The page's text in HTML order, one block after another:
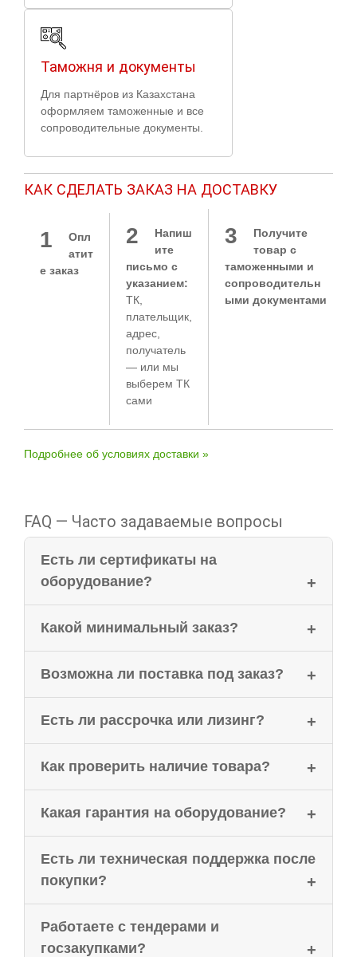
Таможня и документы
Для партнёров из Казахстана
оформляем таможенные и все
сопроводительные документы.
КАК СДЕЛАТЬ ЗАКАЗ НА ДОСТАВКУ
1
Опл
атит
е заказ
2
Напиш
ите
письмо с
указанием:
ТК,
плательщик,
адрес,
получатель
— или мы
выберем ТК
сами
3
Получите
товар с
таможенными и
сопроводительн
ыми документами
Подробнее об условиях доставки »
FAQ — Часто задаваемые вопросы
Есть ли сертификаты на
оборудование?
Какой минимальный заказ?
Возможна ли поставка под заказ?
Есть ли рассрочка или лизинг?
Как проверить наличие товара?
Какая гарантия на оборудование?
Есть ли техническая поддержка после
покупки?
Работаете с тендерами и
госзакупками?